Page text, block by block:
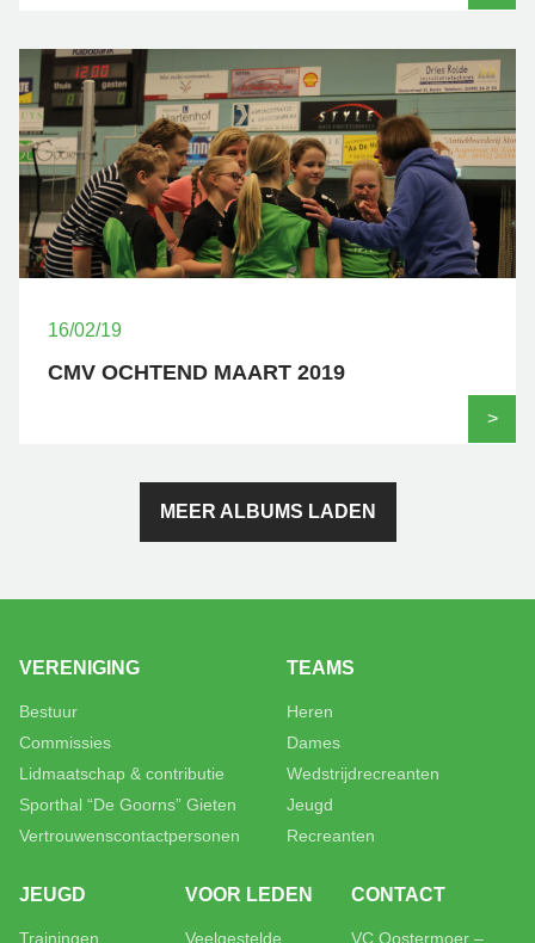
16/02/19
CMV OCHTEND MAART 2019
>
MEER ALBUMS LADEN
VERENIGING
Bestuur
Commissies
Lidmaatschap & contributie
Sporthal “De Goorns” Gieten
Vertrouwenscontactpersonen
TEAMS
Heren
Dames
Wedstrijdrecreanten
Jeugd
Recreanten
JEUGD
Trainingen
VOOR LEDEN
Veelgestelde
CONTACT
VC Oostermoer –